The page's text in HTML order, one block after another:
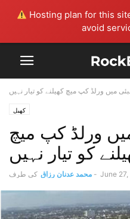
Hosting plan for this
avoid
میں ورلڈ کپ میچ کھیلنے کو تیار نہیں
کھیل
ورلڈ کپ میچ
کو تیار نہیں
کی طرف محمد عدنان رزاق - June